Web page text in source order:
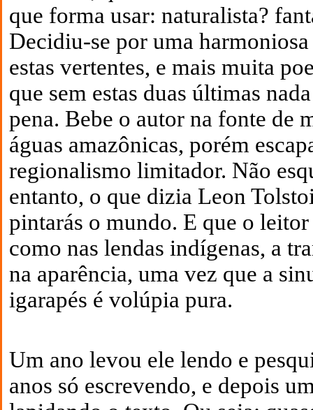
que forma usar: naturalista?
Decidiu-se por uma
estas vertentes, e mais muita
que sem estas duas últimas
pena. Bebe o autor na fonte de
águas amazônicas, porém
regionalismo limitador. Não
entanto, o que dizia Leon
pintarás o mundo. E que o leitor
como nas lendas indígenas, a
na aparência, uma vez que a
igarapés é volúpia pura.
Um ano levou ele lendo e
anos só escrevendo, e depois